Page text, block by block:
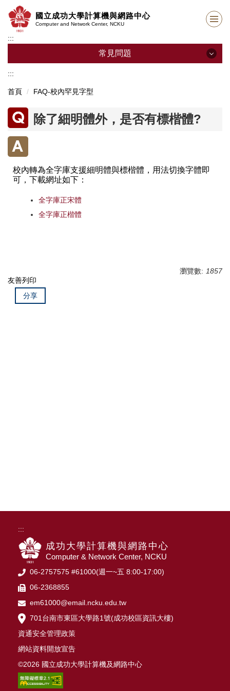
到
要
區
國立成功大學計算機與網路中心
Computer and Network Center, NCKU
:::
常見問題
E-mail 問題
網路行動分機相關
學生宿網相關
NTP校時服務
VPN相關
其他
:::
首頁 FAQ-校內罕見字型
除了細明體外，是否有標楷體?
校內轉為全字庫支援細明體與標楷體，用法切換字體即
可，下載網址如下：
全字庫正宋體
全字庫正楷體
瀏覽數: 1857
友善列印
分享
:::
成功大學計算機與網路中心
Computer & Network Center, NCKU
06-2757575 #61000(週一~五 8:00-17:00)
06-2368855
em61000@email.ncku.edu.tw
701台南市東區大學路1號(成功校區資訊大樓)
資通安全管理政策
網站資料開放宣告
©2026 國立成功大學計算機及網路中心